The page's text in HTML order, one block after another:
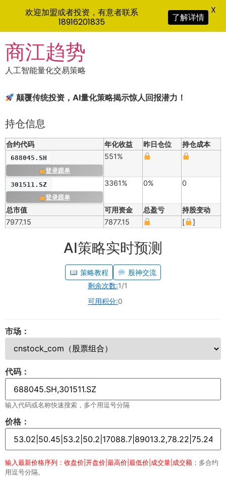
to
content
商江趋势
人工智能量化交易策略
颠覆传统投资，AI量化策略揭示惊人回报潜力！
持仓信息
合约代码 年化收益 昨日仓位 持仓成本
688045.SH
登录跟单
551%
301511.SZ
登录跟单
3361% 0% 0
总市值 可用资金 总盈亏
持股变动
7977.15
7877.15 [ ]
AI策略实时预测
策略教程
股神交流
剩余次数:1/1
可用积分:0
市场：
代码：
输入代码或名称快速搜索，多个用逗号分隔
价格：
输入最新价格序列：收盘价|开盘价|最高价|最低价|成交量|成交额 ；多合约
用逗号分隔。
欢迎加盟或者投资，有意者联系
18916201835
了解详情
X